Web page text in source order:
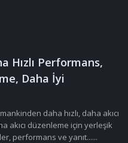
Hızlı Performans,
Daha İyi
daha hızlı, daha akıcı
akıcı düzenleme için yerleşik
performans ve yanıt......